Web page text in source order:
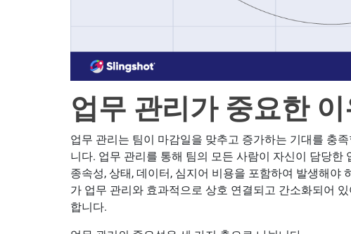
업무 관리가 중요한
업무 관리는 팀이 마감일을 맞추고 증가하는 기대를 충
니다. 업무 관리를 통해 팀의 모든 사람이 자신이 담당한
종속성, 상태, 데이터, 심지어 비용을 포함하여 발생해야
가 업무 관리와 효과적으로 상호 연결되고 간소화되어
합니다.